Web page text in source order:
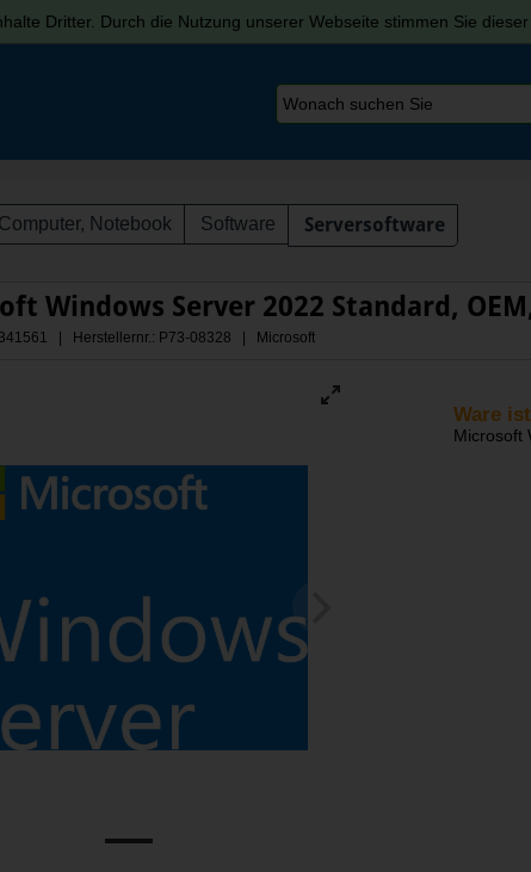
Dritter. Durch die Nutzung unserer Webseite stimmen Sie dieser
Computer, Notebook Software Serversoftware
Windows Server 2022 Standard,
| Herstellernr.: P73-08328 | Microsoft
Ware
Microsoft